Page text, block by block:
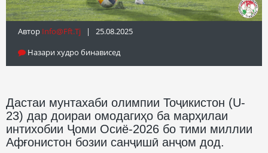
Автор Info@fft.tj | 25.08.2025
Назари худро бинависед
Дастаи мунтахаби олимпии Тоҷикистон (U-
23) дар доираи омодагиҳо ба марҳилаи
интихобии Ҷоми Осиё-2026 бо тими миллии
Афғонистон бозии санҷишӣ анҷом дод.